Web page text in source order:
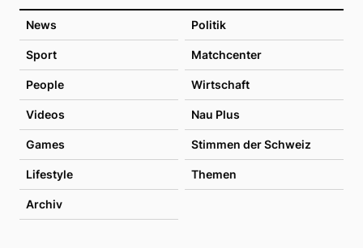
News Politik
Sport Matchcenter
People Wirtschaft
Videos Nau Plus
Games Stimmen der Schweiz
Lifestyle Themen
Archiv